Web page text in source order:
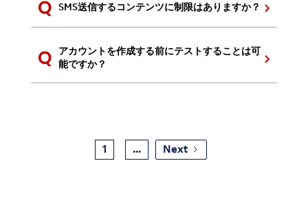
SMS送信するコンテンツに制限はありますか？
アカウントを作成する前にテストすることは可
能ですか？
1 ... Next